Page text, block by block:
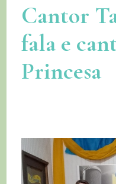
Cantor
fala e
Princesa